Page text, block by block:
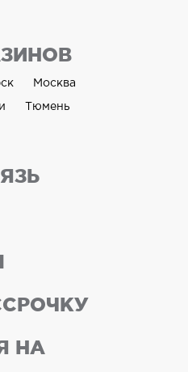
Москва
Тюмень
НА